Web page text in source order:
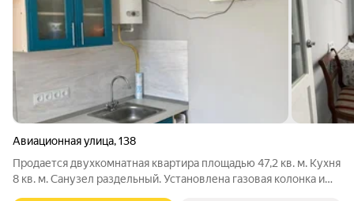
Авиационная улица,138
Продается двухкомнатная квартира площадью 47,2 кв. м. Кухня
8 кв. м. Санузел раздельный. Установлена газовая колонка и